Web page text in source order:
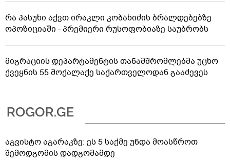
რა პასუხი აქვთ ირაკლი კობახიძის ბრალდებებზე
ოპოზიციაში - პრემიერი რუსოფობიაზე საუბრობს
მიგრაციის დეპარტამენტის თანამშრომლებმა უცხო
ქვეყნის 55 მოქალაქე საქართველოდან გააძევეს
აგვისტო აგარაკზე: ეს 5 საქმე უნდა მოასწროთ
შემოდგომის დადგომამდე